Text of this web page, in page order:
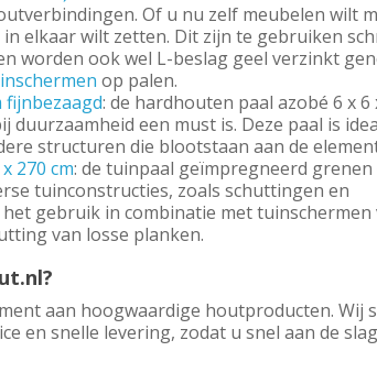
Of u nu zelf meubelen wilt
elkaar wilt zetten. Dit zijn te gebruiken
worden ook wel L-beslag geel verzinkt
op palen.
fijnbezaagd: de hardhouten paal azobé 6 x 6
een must is. Deze paal is
structuren die blootstaan aan de
270 cm: de tuinpaal geïmpregneerd grenen
tuinconstructies, zoals schuttingen en
gebruik in combinatie met tuinschermen
van losse planken.
aan hoogwaardige houtproducten. Wij
en snelle levering, zodat u snel aan de